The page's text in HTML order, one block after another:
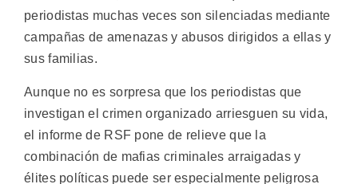
periodistas muchas veces son silenciadas mediante
campañas de amenazas y abusos dirigidos a ellas y
sus familias.
Aunque no es sorpresa que los periodistas que
investigan el crimen organizado arriesguen su vida,
el informe de RSF pone de relieve que la
combinación de mafias criminales arraigadas y
élites políticas puede ser especialmente peligrosa